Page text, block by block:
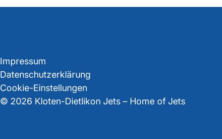
Impressum
Datenschutzerklärung
Cookie-Einstellungen
© 2026 Kloten-Dietlikon Jets – Home of Jets